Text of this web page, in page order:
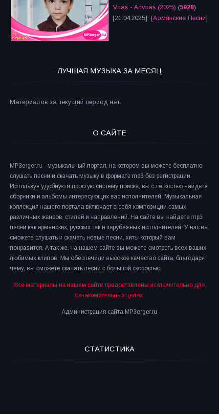
Vnas - Anvnas (2025) (5928)
[21.04.2025] [Армянские Песни]
ЛУЧШАЯ МУЗЫКА ЗА МЕСЯЦ
Материалов за текущий период нет.
О САЙТЕ
MP3erger.ru - музыкальный портал, на котором вы можете бесплатно
слушать песни и скачать музыку в формате mp3 без регистрации.
Используя удобную и простую систему поиска, вы с легкостью найдете
сборники и альбомы интересующих вас исполнителей. Музыкальная
коллекция нашего портала включает в себя композиции самых
различных жанров, стилей и направлений. На сайте вы найдете mp3
песни как армянских, русских так и зарубежных исполнителей. У нас вы
сможете слушать и скачать новые песни, хиты который вам
понравится. А так же, на нашем сайте вы можете смотреть всех ваших
любимых клипов. Мы обеспечили высокое качество сайта, благодаря
чему, вы сможете скачать песни с большой скоростью.
Все материалы на нашем сайте предоставлены исключительно для
ознакомительных целях.
Администрация сайта MP3erger.ru
СТАТИСТИКА